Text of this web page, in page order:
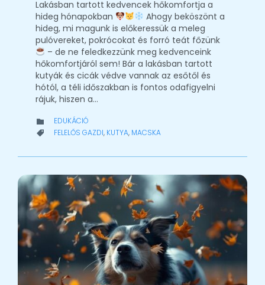
Lakásban tartott kedvencek hőkomfortja a
hideg hónapokban
Ahogy beköszönt a
hideg, mi magunk is előkeressük a meleg
pulóvereket, pokrócokat és forró teát főzünk
– de ne feledkezzünk meg kedvenceink
hőkomfortjáról sem! Bár a lakásban tartott
kutyák és cicák védve vannak az esőtől és
hótól, a téli időszakban is fontos odafigyelni
rájuk, hiszen a…
 CATEGORY
EDUKÁCIÓ
 CATEGORY
FELELŐS GAZDI, KUTYA, MACSKA